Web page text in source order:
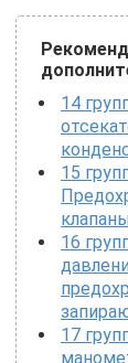
14
15
16
17